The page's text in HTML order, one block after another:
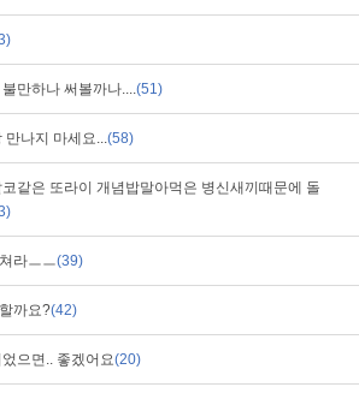
만하나 써볼까나....(51)
만나지 마세요...(58)
같은 또라이 개념밥말아먹은 병신새끼때문에 돌
라ㅡㅡ(39)
까요?(42)
으면.. 좋겠어요(20)